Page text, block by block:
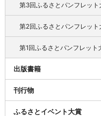
第3回ふるさとパンフレット
第2回ふるさとパンフレット
第1回ふるさとパンフレット
出版書籍
刊行物
ふるさとイベント大賞